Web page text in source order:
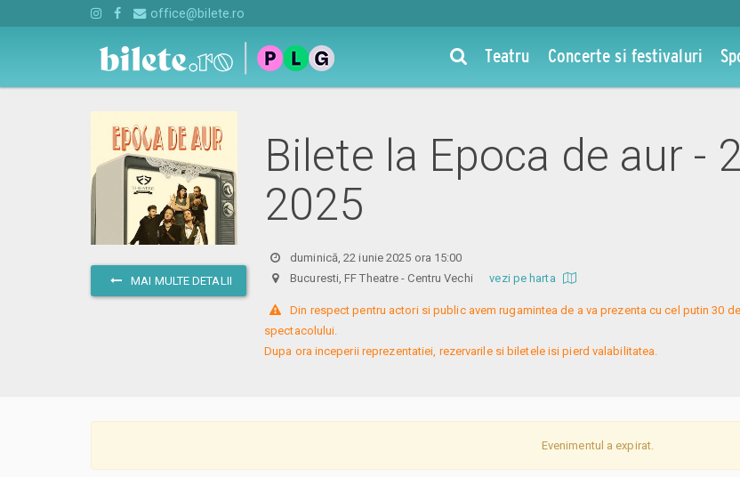
office@bilete.ro
Teatru Concerte si festivaluri
MAI MULTE DETALII
Bilete la Epoca de aur -
2025
duminică, 22 iunie 2025 ora 15:00
Bucuresti, FF Theatre - Centru Vechivezi pe harta
Din respect pentru actori si public avem rugamintea de a va prezenta cu cel putin 30
spectacolului.
Dupa ora inceperii reprezentatiei, rezervarile si biletele isi pierd valabilitatea.
Evenimentul a expirat.